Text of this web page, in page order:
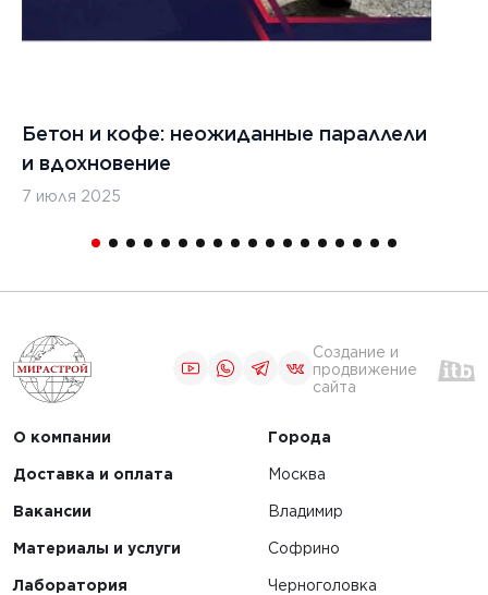
Бетон и кофе: неожиданные параллели
и вдохновение
7 июля 2025
Создание и
продвижение
сайта
О компании
Доставка и оплата
Вакансии
Материалы и услуги
Лаборатория
Города
Москва
Владимир
Софрино
Черноголовка